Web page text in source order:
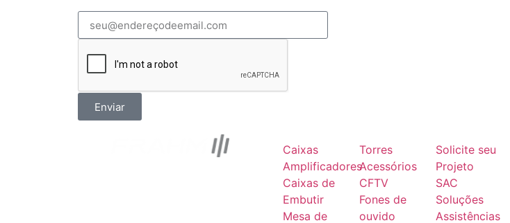
Enviar
Caixas
Amplificadores
Caixas de
Embutir
Mesa de
Torres
Acessórios
CFTV
Fones de
ouvido
Solicite seu
Projeto
SAC
Soluções
Assistências